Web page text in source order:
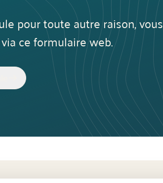
pour toute autre raison, vous
ce formulaire web.